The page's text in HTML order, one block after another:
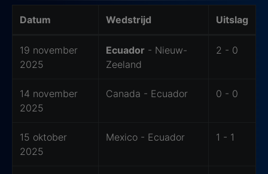
Datum Wedstrijd Uitslag
19 november
2025
Ecuador - Nieuw-
Zeeland
2 - 0
14 november
2025
Canada - Ecuador 0 - 0
15 oktober
2025
Mexico - Ecuador 1 - 1